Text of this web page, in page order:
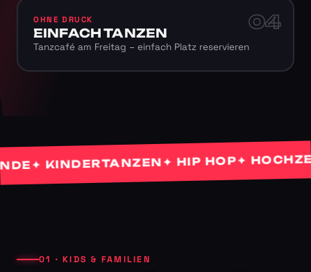
04
OHNE DRUCK
EINFACH TANZEN
Tanzcafé am Freitag – einfach Platz reservieren
KINDERTANZEN✦ HIP HOP ✦
01 · KIDS & FAMILIEN